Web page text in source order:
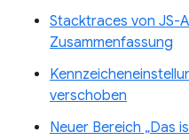
Stacktraces von JS-
Zusammenfassung
verschoben
Neuer Bereich „Das